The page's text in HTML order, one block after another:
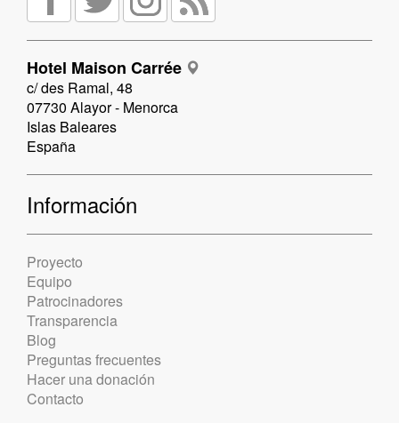
Hotel Maison Carrée
c/ des Ramal, 48
07730 Alayor - Menorca
Islas Baleares
España
Información
Proyecto
Equipo
Patrocinadores
Transparencia
Blog
Preguntas frecuentes
Hacer una donación
Contacto